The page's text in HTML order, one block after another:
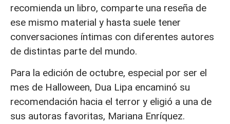
recomienda un libro, comparte una reseña de
ese mismo material y hasta suele tener
conversaciones íntimas con diferentes autores
de distintas parte del mundo.
Para la edición de octubre, especial por ser el
mes de Halloween, Dua Lipa encaminó su
recomendación hacia el terror y eligió a una de
sus autoras favoritas, Mariana Enríquez.